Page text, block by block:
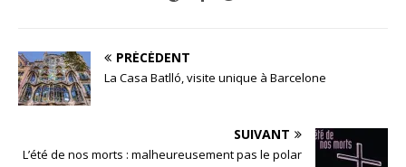
PRÉCÉDENT
La Casa Batlló, visite unique à Barcelone
SUIVANT
L’été de nos morts : malheureusement pas le polar